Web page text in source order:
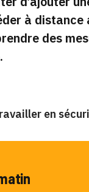
à
des
en